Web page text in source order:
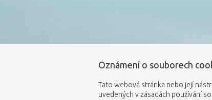
Oznámení o souborech
Tato webová stránka nebo její
uvedených v zásadách používání